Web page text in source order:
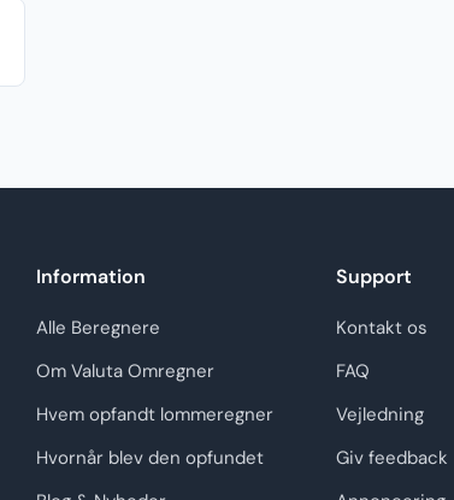
Information
Alle Beregnere
Om Valuta Omregner
Hvem opfandt lommeregner
Hvornår blev den opfundet
Support
Kontakt os
FAQ
Vejledning
Giv feedback